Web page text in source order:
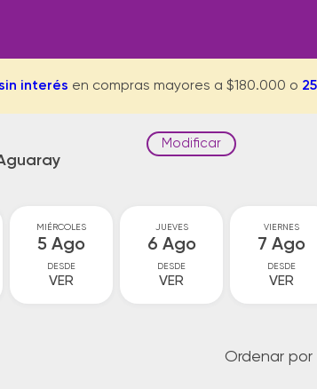
interés en compras mayores a $180.000 o
Modificar
MIÉRCOLES
5 Ago
DESDE
VER
JUEVES
6 Ago
DESDE
VER
VIERNES
7 Ago
DESDE
VER
Ordenar por